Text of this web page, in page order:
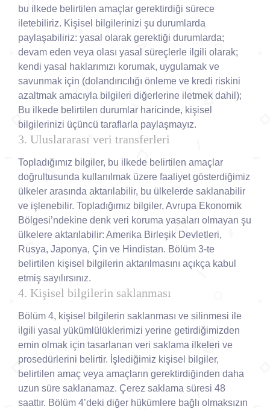
bu ilkede belirtilen amaçlar gerektirdiği sürece
iletebiliriz. Kişisel bilgilerinizi şu durumlarda
paylaşabiliriz: yasal olarak gerektiği durumlarda;
devam eden veya olası yasal süreçlerle ilgili olarak;
kendi yasal haklarımızı korumak, uygulamak ve
savunmak için (dolandırıcılığı önleme ve kredi riskini
azaltmak amacıyla bilgileri diğerlerine iletmek dahil);
Bu ilkede belirtilen durumlar haricinde, kişisel
bilgilerinizi üçüncü taraflarla paylaşmayız.
3. Uluslararası veri transferleri
Topladığımız bilgiler, bu ilkede belirtilen amaçlar
doğrultusunda kullanılmak üzere faaliyet gösterdiğimiz
ülkeler arasında aktarılabilir, bu ülkelerde saklanabilir
ve işlenebilir. Topladığımız bilgiler, Avrupa Ekonomik
Bölgesi’ndekine denk veri koruma yasaları olmayan şu
ülkelere aktarılabilir: Amerika Birleşik Devletleri,
Rusya, Japonya, Çin ve Hindistan. Bölüm 3-te
belirtilen kişisel bilgilerin aktarılmasını açıkça kabul
etmiş sayılırsınız.
4. Kişisel bilgilerin saklanması
Bölüm 4, kişisel bilgilerin saklanması ve silinmesi ile
ilgili yasal yükümlülüklerimizi yerine getirdiğimizden
emin olmak için tasarlanan veri saklama ilkeleri ve
prosedürlerini belirtir. İşlediğimiz kişisel bilgiler,
belirtilen amaç veya amaçların gerektirdiğinden daha
uzun süre saklanamaz. Çerez saklama süresi 48
saattır. Bölüm 4’deki diğer hükümlere bağlı olmaksızın